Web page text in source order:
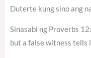
Duterte kung sino ang
Sinasabi ng Proverbs
but a false witness tells